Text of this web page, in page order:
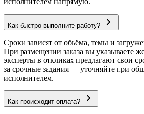
исполнителем напрямую.
Как быстро выполните работу?
Сроки зависят от объёма, темы и
При размещении заказа вы указываете
эксперты в откликах предлагают свои
за срочные задания — уточняйте при
исполнителем.
Как происходит оплата?